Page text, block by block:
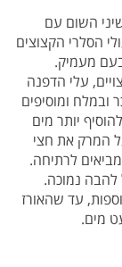
השום עם
הסלרי הקצוצים
עלי הדפנה
ובמלח ומוסיפים
יותר מים
המרק את חצי
לרתיחה.
כ-30 דקות מעל להבה נמוכה.
לבשל כ-30 דקות נוספות, עד שהאורז
מים.